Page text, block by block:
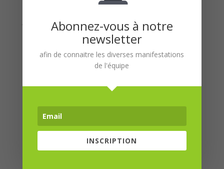
janvier 2019
Méta
Flux des publications
Flux des commentaires
Site de WordPress-FR
Abonnez-vous à notre
newsletter
afin de connaitre les diverses manifestations
de l'équipe
INSCRIPTION